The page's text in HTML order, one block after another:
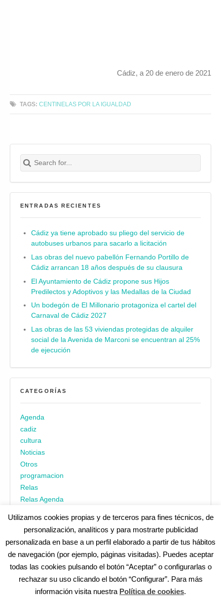
Cádiz, a 20 de enero de 2021
TAGS: CENTINELAS POR LA IGUALDAD
Search for:
Buscar
ENTRADAS RECIENTES
Cádiz ya tiene aprobado su pliego del servicio de
autobuses urbanos para sacarlo a licitación
Las obras del nuevo pabellón Fernando Portillo de
Cádiz arrancan 18 años después de su clausura
El Ayuntamiento de Cádiz propone sus Hijos
Predilectos y Adoptivos y las Medallas de la Ciudad
Un bodegón de El Millonario protagoniza el cartel del
Carnaval de Cádiz 2027
Las obras de las 53 viviendas protegidas de alquiler
social de la Avenida de Marconi se encuentran al 25%
de ejecución
CATEGORÍAS
Agenda
cadiz
cultura
Noticias
Otros
programacion
Relas
Relas Agenda
¿No encuentras alguna cosa? Echa un vistazo encadiz.es|
Aviso legal| Política de privacidad|Accesibilidad| Política de
Utilizamos cookies propias y de terceros para fines técnicos, de
personalización, analíticos y para mostrarte publicidad
personalizada en base a un perfil elaborado a partir de tus hábitos
de navegación (por ejemplo, páginas visitadas). Puedes aceptar
todas las cookies pulsando el botón “Aceptar” o configurarlas o
rechazar su uso clicando el botón “Configurar”. Para más
información visita nuestra Política de cookies.